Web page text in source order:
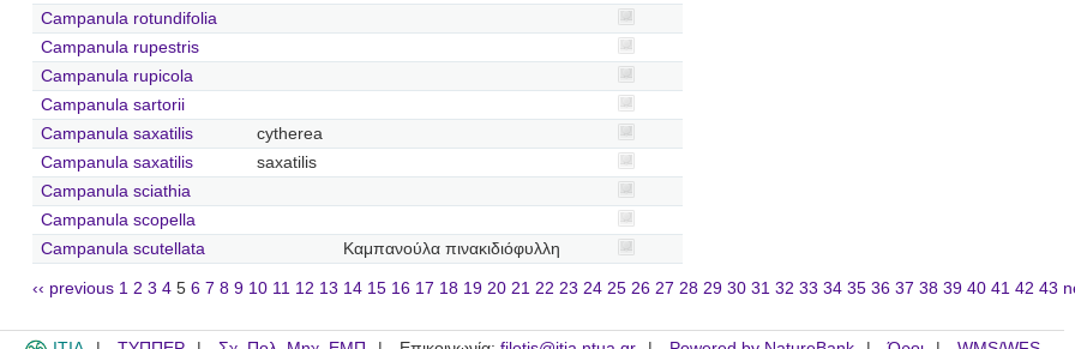
Campanula rotundifolia
Campanula rupestris
Campanula rupicola
Campanula sartorii
Campanula saxatilis
cytherea
Campanula saxatilis
saxatilis
Campanula sciathia
Campanula scopella
Campanula scutellata
Καμπανούλα πινακιδιόφυλλη
‹‹ previous 1 2 3 4 5 6 7 8 9 10 11 12 13 14 15 16 17 18 19 20 21 22 23 24 25 26 27 28 29 30 31 32 33 34 35 36 37 38 39 40 41 42 43